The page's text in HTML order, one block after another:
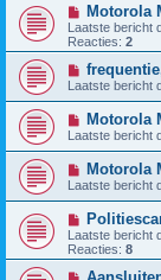
Motorola
Laatste bericht
Reacties: 2
Laatste bericht
Motorola
Laatste bericht
Motorola
Laatste bericht
Laatste bericht
Reacties: 8